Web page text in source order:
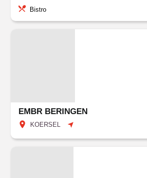
Bistro
EMBR BERINGEN
KOERSEL